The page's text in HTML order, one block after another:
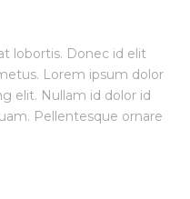
lobortis. Donec id elit
Lorem ipsum dolor
elit. Nullam id dolor id
Pellentesque ornare